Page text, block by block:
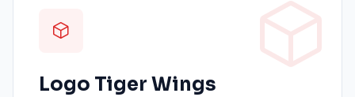
Logo Tiger Wings